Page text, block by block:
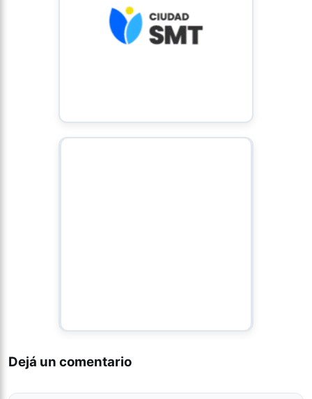
Dejá un comentario